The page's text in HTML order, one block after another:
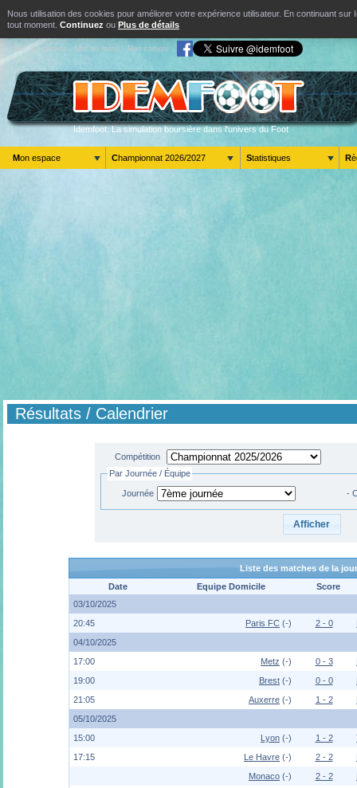
Nous utilisation des cookies pour améliorer votre expérience utilisateur. En continuant
tout moment. Continuez ou Plus de détails
Aller au contenu Aller au menu Mon compte
Idemfoot. La simulation boursière dans l'univers du Foot
Mon espace Championnat 2026/2027 Statistiques
Résultats / Calendrier
Compétition
Par Journée / Équipe
Journée -
Liste des matches de la
Date
Equipe Domicile
Score
03/10/2025
20:45
Paris FC (-) 2 - 0
04/10/2025
17:00
Metz (-) 0 - 3
19:00
Brest (-) 0 - 0
21:05
Auxerre (-) 1 - 2
05/10/2025
15:00
Lyon (-) 1 - 2
17:15
Le Havre (-) 2 - 2
Monaco (-) 2 - 2